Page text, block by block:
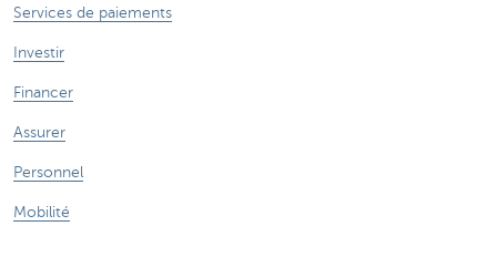
Services de paiements
Investir
Financer
Assurer
Personnel
Mobilité